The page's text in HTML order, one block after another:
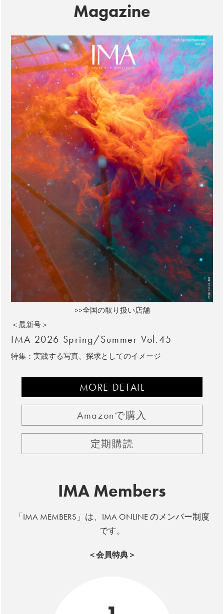
Magazine
>>全国の取り扱い店舗
＜最新号＞
IMA 2026 Spring/Summer Vol.45
特集：実践する写真、探求としてのイメージ
MORE DETAIL
Amazonで購入
定期購読
IMA Members
「IMA MEMBERS」は、IMA ONLINE のメンバー制度
です。
＜会員特典＞